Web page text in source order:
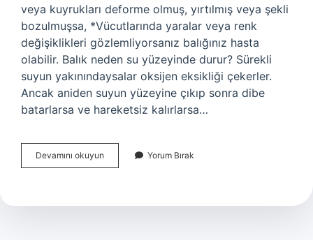
veya kuyrukları deforme olmuş, yırtılmış veya şekli
bozulmuşsa, *Vücutlarında yaralar veya renk
değişiklikleri gözlemliyorsanız balığınız hasta
olabilir. Balık neden su yüzeyinde durur? Sürekli
suyun yakınındaysalar oksijen eksikliği çekerler.
Ancak aniden suyun yüzeyine çıkıp sonra dibe
batarlarsa ve hareketsiz kalırlarsa…
Devamını okuyun
Neden
Yatar
Yorum Bırak